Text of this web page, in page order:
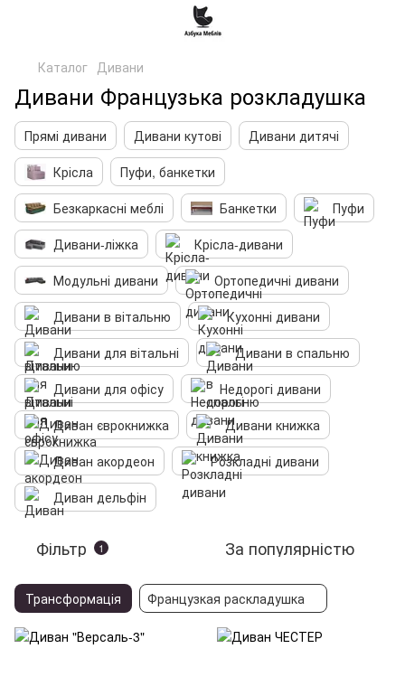
Каталог Дивани
Дивани Французька розкладушка
Прямі дивани Дивани кутові
Дивани дитячі
Крісла
Пуфи, банкетки
Безкаркасні меблі
Банкетки
Пуфи
Дивани-ліжка
Крісла-дивани
Модульні дивани
Ортопедичні дивани
Дивани в вітальню
Кухонні дивани
Дивани для вітальні
Дивани в спальню
Дивани для офісу
Недорогі дивани
Диван єврокнижка
Дивани книжка
Диван акордеон
Розкладні дивани
Диван дельфін
Фільтр 1 За популярністю
Трансформація Французкая раскладушка